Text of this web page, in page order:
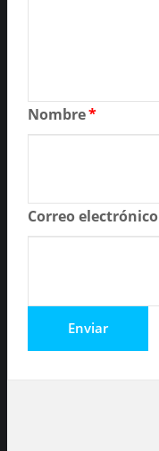
Nombre*
Correo electrónico